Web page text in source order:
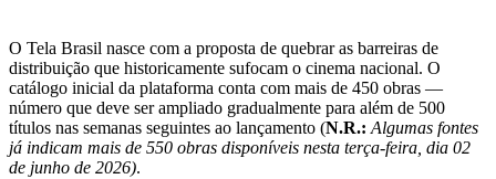
O Tela Brasil nasce com a proposta de quebrar as barreiras de
distribuição que historicamente sufocam o cinema nacional. O
catálogo inicial da plataforma conta com mais de 450 obras —
número que deve ser ampliado gradualmente para além de 500
títulos nas semanas seguintes ao lançamento (N.R.: Algumas fontes
já indicam mais de 550 obras disponíveis nesta terça-feira, dia 02
de junho de 2026).